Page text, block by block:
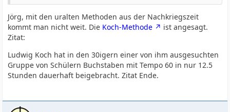
Jörg, mit den uralten Methoden aus der Nachkriegszeit
kommt man nicht weit. Die Koch-Methode
ist angesagt.
Zitat:
Ludwig Koch hat in den 30igern einer von ihm ausgesuchten
Gruppe von Schülern Buchstaben mit Tempo 60 in nur 12.5
Stunden dauerhaft beigebracht. Zitat Ende.